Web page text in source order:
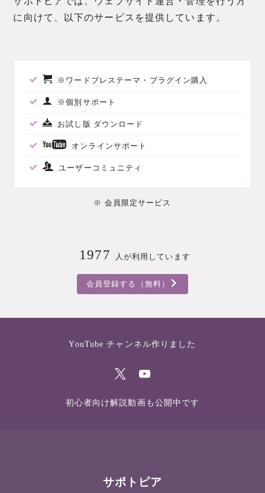
に向けて、以下のサービスを提供しています。
※ワードプレステーマ・プラグイン購入
※個別サポート
お試し版 ダウンロード
オンラインサポート
ユーザーコミュニティ
※ 会員限定サービス
1977 人が利用しています
会員登録する（無料）
YouTube チャンネル作りました
初心者向け解説動画も公開中です
サポトピア